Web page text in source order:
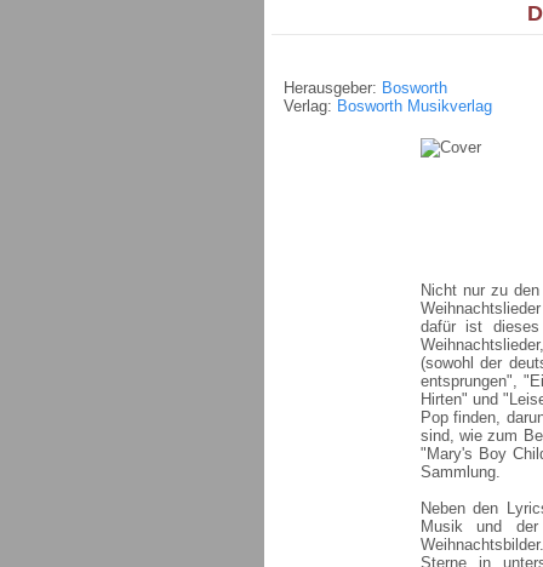
Herausgeber: Bosworth
Verlag: Bosworth Musikverlag
Nicht nur zu
dafür ist
(sowohl der
entsprungen",
Hirten" und
Pop finden,
sind, wie zum
"Mary's Boy
Sammlung.
Neben den
Musik und
Sterne in